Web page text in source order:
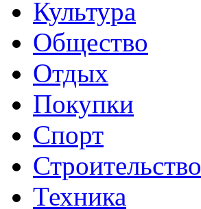
Культура
Общество
Отдых
Покупки
Спорт
Строительство
Техника